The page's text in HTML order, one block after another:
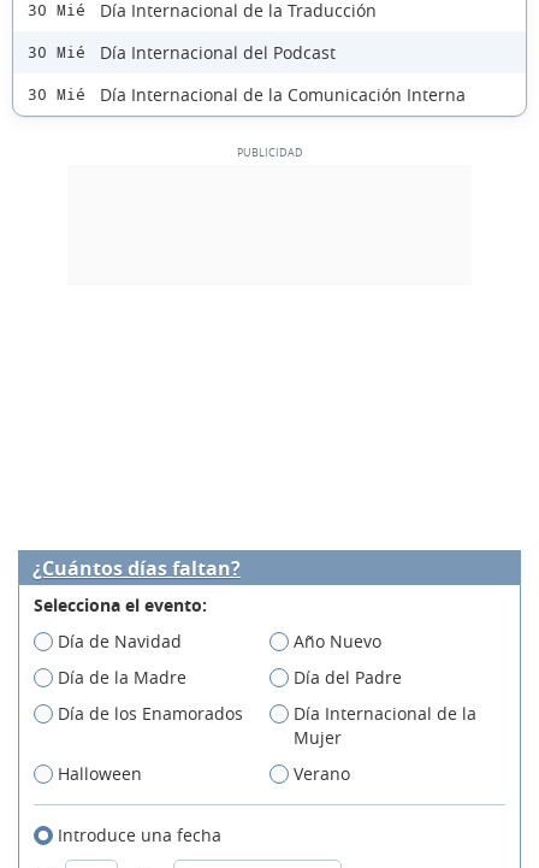
30 Mié Día Internacional de la Traducción
30 Mié Día Internacional del Podcast
30 Mié Día Internacional de la Comunicación Interna
¿Cuántos días faltan?
Selecciona el evento:
Día de Navidad
Año Nuevo
Día de la Madre
Día del Padre
Día de los Enamorados
Día Internacional de la
Mujer
Halloween
Verano
Introduce una fecha